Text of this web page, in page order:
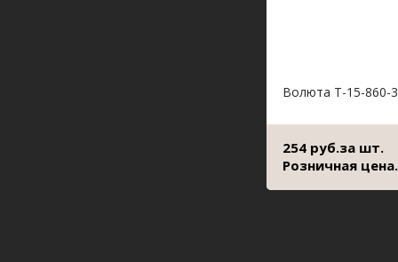
Волюта Т-15-860-
254 руб.за шт.
Розничная цена.